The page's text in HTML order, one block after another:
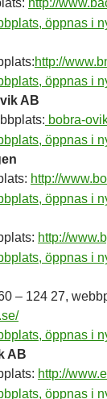
http://
AB
bobra-
http://
http://
– 124 27,
AB
http://